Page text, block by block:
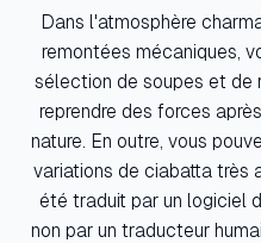
Dans l'atmosphère
remontées mécaniques,
sélection de soupes et de
reprendre des forces
nature. En outre, vous
variations de ciabatta très
été traduit par un logiciel
non par un traducteur